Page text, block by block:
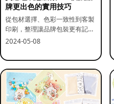
牌更出色的實用技巧
從包材選擇、色彩一致性到客製
印刷，整理讓品牌包裝更有記憶
點的實用做法。
2024-05-08